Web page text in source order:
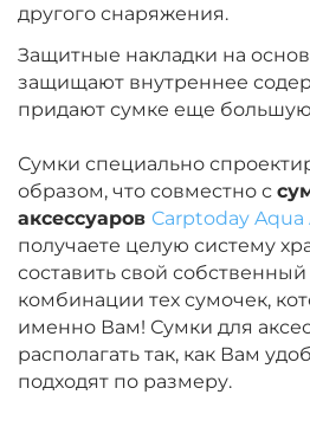
другого снаряжения.
Защитные накладки на
защищают внутреннее
придают сумке еще большую
Сумки специально
образом, что совместно с
аксессуаров Carptoday Aqua
получаете целую систему
составить свой
комбинации тех сумочек,
именно Вам! Сумки для
располагать так, как Вам
подходят по размеру.